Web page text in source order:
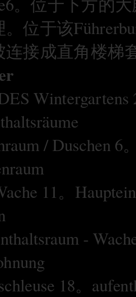
位于该
连接成直角楼梯
Wintergartens
/ Duschen
11。
-
18。